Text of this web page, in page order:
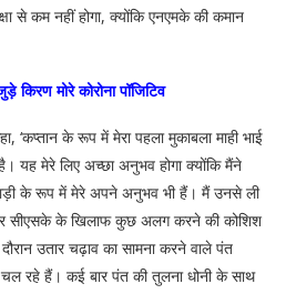
से कम नहीं होगा, क्योंकि एनएमके की कमान
मोरे कोरोना पॉजिटिव
‘कप्तान के रूप में मेरा पहला मुकाबला माही भाई
यह मेरे लिए अच्छा अनुभव होगा क्योंकि मैंने
के रूप में मेरे अपने अनुभव भी हैं। मैं उनसे ली
के खिलाफ कुछ अलग करने की कोशिश
उतार चढ़ाव का सामना करने वाले पंत
रहे हैं। कई बार पंत की तुलना धोनी के साथ